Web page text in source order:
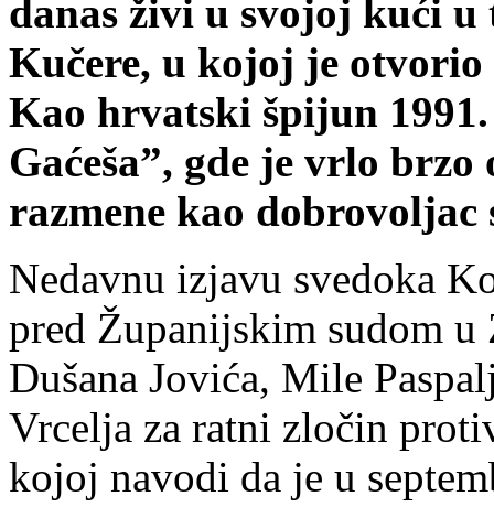
danas živi u svojoj kući
Kučere, u kojoj je otvorio
Kao hrvatski špijun
Gaćeša”, gde je vrlo
razmene kao
Nedavnu izjavu svedoka
pred Županijskim sudom u
Dušana Jovića, Mile
Vrcelja za ratni zločin
kojoj navodi da je u